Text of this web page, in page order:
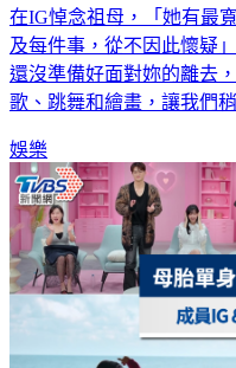
導此項消息，不過小布婉
在IG悼念祖母，「她有最
及每件事，從不因此懷疑
還沒準備好面對妳的離去
娛樂